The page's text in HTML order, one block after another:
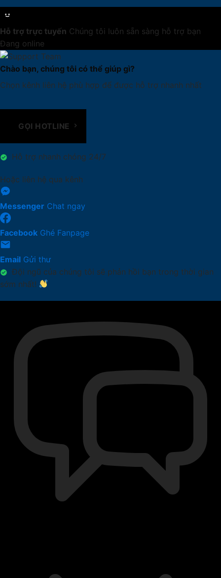
Hỗ trợ trực tuyến Chúng tôi luôn sẵn sàng hỗ trợ bạn
Đang online
Chào bạn, chúng tôi có thể giúp gì?
Chọn kênh liên hệ phù hợp để được hỗ trợ nhanh nhất
GỌI HOTLINE
Hỗ trợ nhanh chóng 24/7
Hoặc liên hệ qua kênh
Messenger Chat ngay
Facebook Ghé Fanpage
Email Gửi thư
Đội ngũ của chúng tôi sẽ phản hồi bạn trong thời gian
sớm nhất!